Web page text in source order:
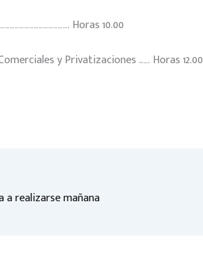
Horas 10.00
y Privatizaciones ..…. Horas 12.00
a realizarse mañana